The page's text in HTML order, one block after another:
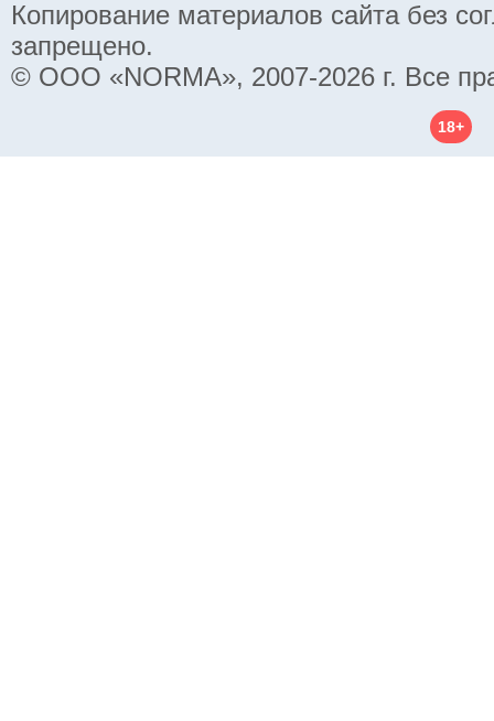
Копирование материалов сайта без
запрещено.
© ООО «NORMA», 2007-2026 г. Все
18+